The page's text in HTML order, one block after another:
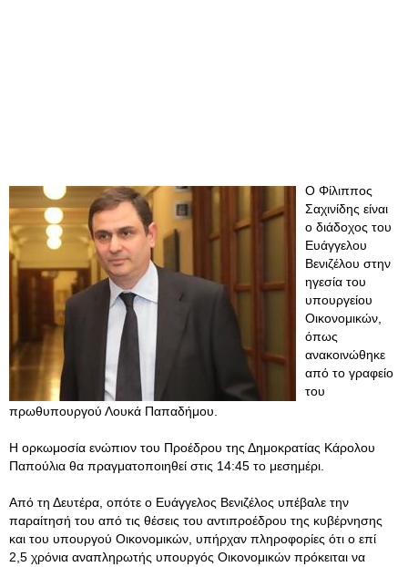
Ο Φίλιππος
Σαχινίδης είναι
ο διάδοχος του
Ευάγγελου
Βενιζέλου στην
ηγεσία του
υπουργείου
Οικονομικών,
όπως
ανακοινώθηκε
από το γραφείο
του
πρωθυπουργού Λουκά Παπαδήμου.
Η ορκωμοσία ενώπιον του Προέδρου της Δημοκρατίας Κάρολου
Παπούλια θα πραγματοποιηθεί στις 14:45 το μεσημέρι.
Από τη Δευτέρα, οπότε ο Ευάγγελος Βενιζέλος υπέβαλε την
παραίτησή του από τις θέσεις του αντιπροέδρου της κυβέρνησης
και του υπουργού Οικονομικών, υπήρχαν πληροφορίες ότι ο επί
2,5 χρόνια αναπληρωτής υπουργός Οικονομικών πρόκειται να